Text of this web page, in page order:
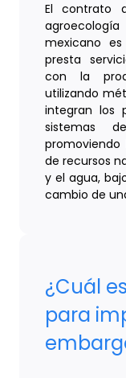
El contrato
mexicano
presta
con la
utilizando
integran los
sistemas
de recursos
y el agua,
cambio de
¿Cuál
para